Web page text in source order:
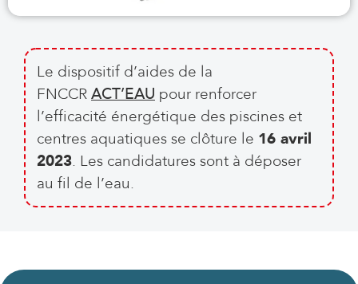
Le dispositif d’aides de la
FNCCRACT’EAU pour renforcer
l’efficacité énergétique des piscines et
centres aquatiques se clôture le 16 avril
2023. Les candidatures sont à déposer
au fil de l’eau.